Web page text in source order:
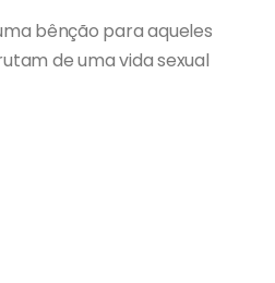
bênção para aqueles
de uma vida sexual